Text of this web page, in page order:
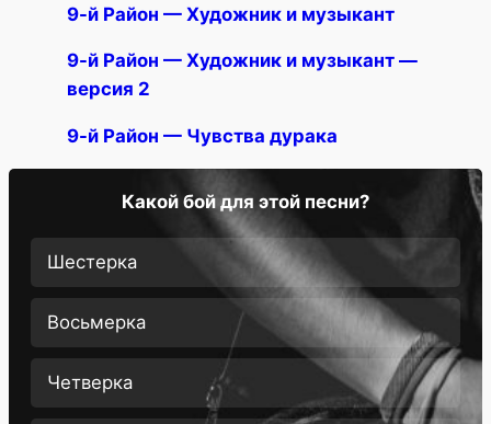
9-й Район — Художник и музыкант
9-й Район — Художник и музыкант —
версия 2
9-й Район — Чувства дурака
Какой бой для этой песни?
Шестерка
Восьмерка
Четверка